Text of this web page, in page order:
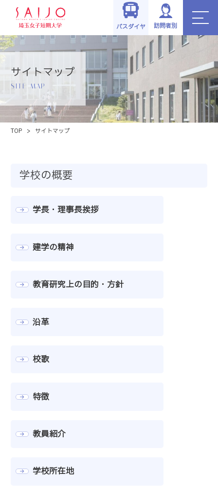
バスダイヤ 訪問者別
サイトマップ
SITE_MAP
TOP > サイトマップ
学校の概要
学長・理事長挨拶
建学の精神
教育研究上の目的・方針
沿革
校歌
特徴
教員紹介
学校所在地